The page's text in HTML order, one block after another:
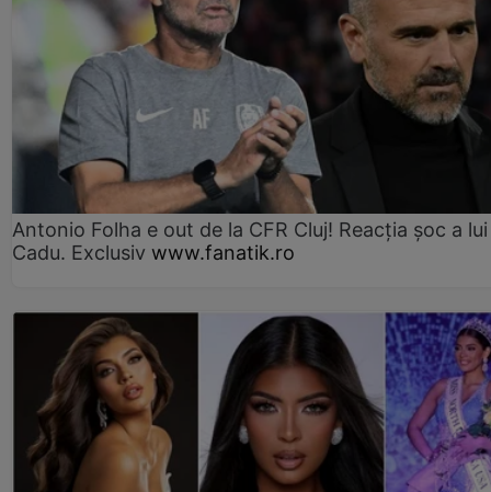
Antonio Folha e out de la CFR Cluj! Reacția șoc a lui
Cadu. Exclusiv www.fanatik.ro